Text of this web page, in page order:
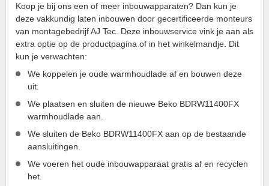
Koop je bij ons een of meer inbouwapparaten? Dan kun je
deze vakkundig laten inbouwen door gecertificeerde monteurs
van montagebedrijf AJ Tec. Deze inbouwservice vink je aan als
extra optie op de productpagina of in het winkelmandje. Dit
kun je verwachten:
We koppelen je oude warmhoudlade af en bouwen deze
uit.
We plaatsen en sluiten de nieuwe Beko BDRW11400FX
warmhoudlade aan.
We sluiten de Beko BDRW11400FX aan op de bestaande
aansluitingen.
We voeren het oude inbouwapparaat gratis af en recyclen
het.